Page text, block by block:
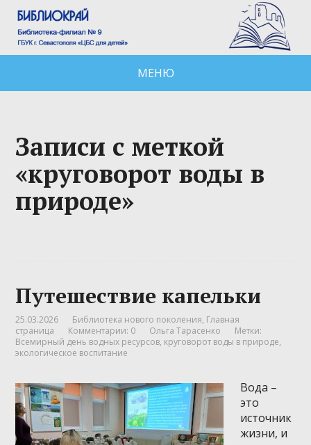
МЕНЮ
Записи с меткой
«круговорот воды в
природе»
Путешествие капельки
25.03.2026 Библиотека нового поколения, Главная
страница
Комментарии: 0 Ольга Тарасенко
Метки:
Всемирный день водных ресурсов, круговорот воды в природе,
экологическое воспитание
Вода –
это
источник
жизни, и